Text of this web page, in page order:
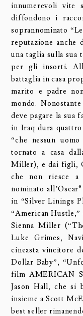
innumerevoli vite
diffondono i
soprannominato
reputazione anche
una taglia sulla sua
per gli insorti.
battaglia in casa
marito e padre
mondo.
deve pagare la sua
in Iraq dura
“che nessun
tornato a casa
Miller), e dai figli,
che non riesce a
nominato
in “Silver Linings
“American
Sienna Miller
Luke Grimes,
cineasta vincitore
Dollar Baby”,
film AMERICAN
Jason Hall, che si
insieme a Scott
best seller